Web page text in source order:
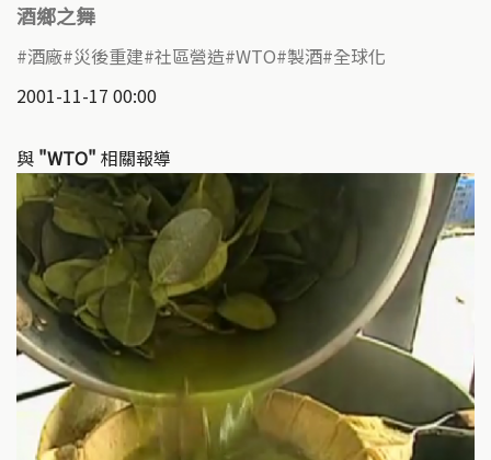
酒鄉之舞
酒廠 災後重建 社區營造 WTO 製酒 全球化
2001-11-17 00:00
與 "WTO" 相關報導